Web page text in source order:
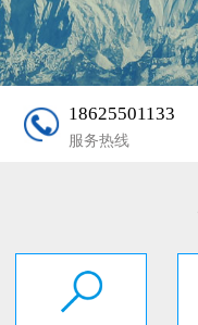
18625501133
服务热线